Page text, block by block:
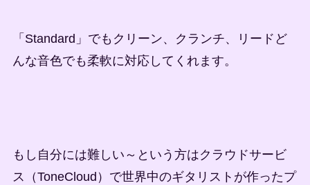
「Standard」でもクリーン、クランチ、リードど
んな音色でも柔軟に対応してくれます。
もし自分には難しい～という方はクラウドサービ
ス（ToneCloud）で世界中のギタリストが作ったプ